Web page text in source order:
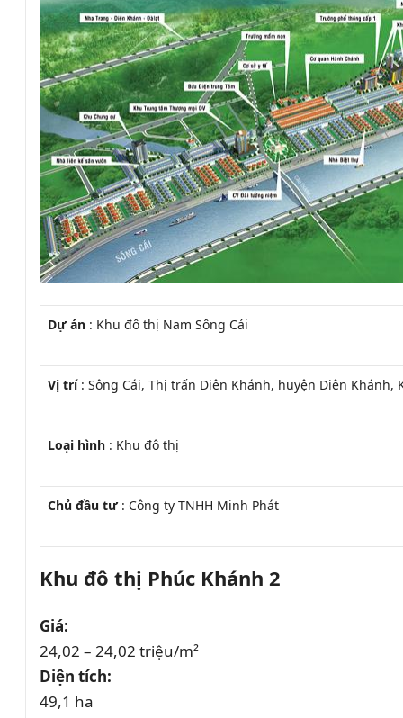
Dự án : Khu đô thị Nam Sông Cái
Vị trí : Sông Cái, Thị trấn Diên Khánh, huyện Diên Khánh,
Loại hình : Khu đô thị
Chủ đầu tư : Công ty TNHH Minh Phát
Khu đô thị Phúc Khánh 2
Giá:
24,02 – 24,02 triệu/m²
Diện tích:
49,1 ha